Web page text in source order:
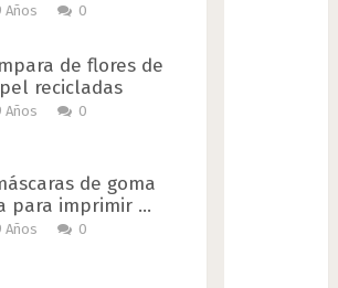
Años 0
de flores de
recicladas
Años 0
de goma
para imprimir …
Años 0